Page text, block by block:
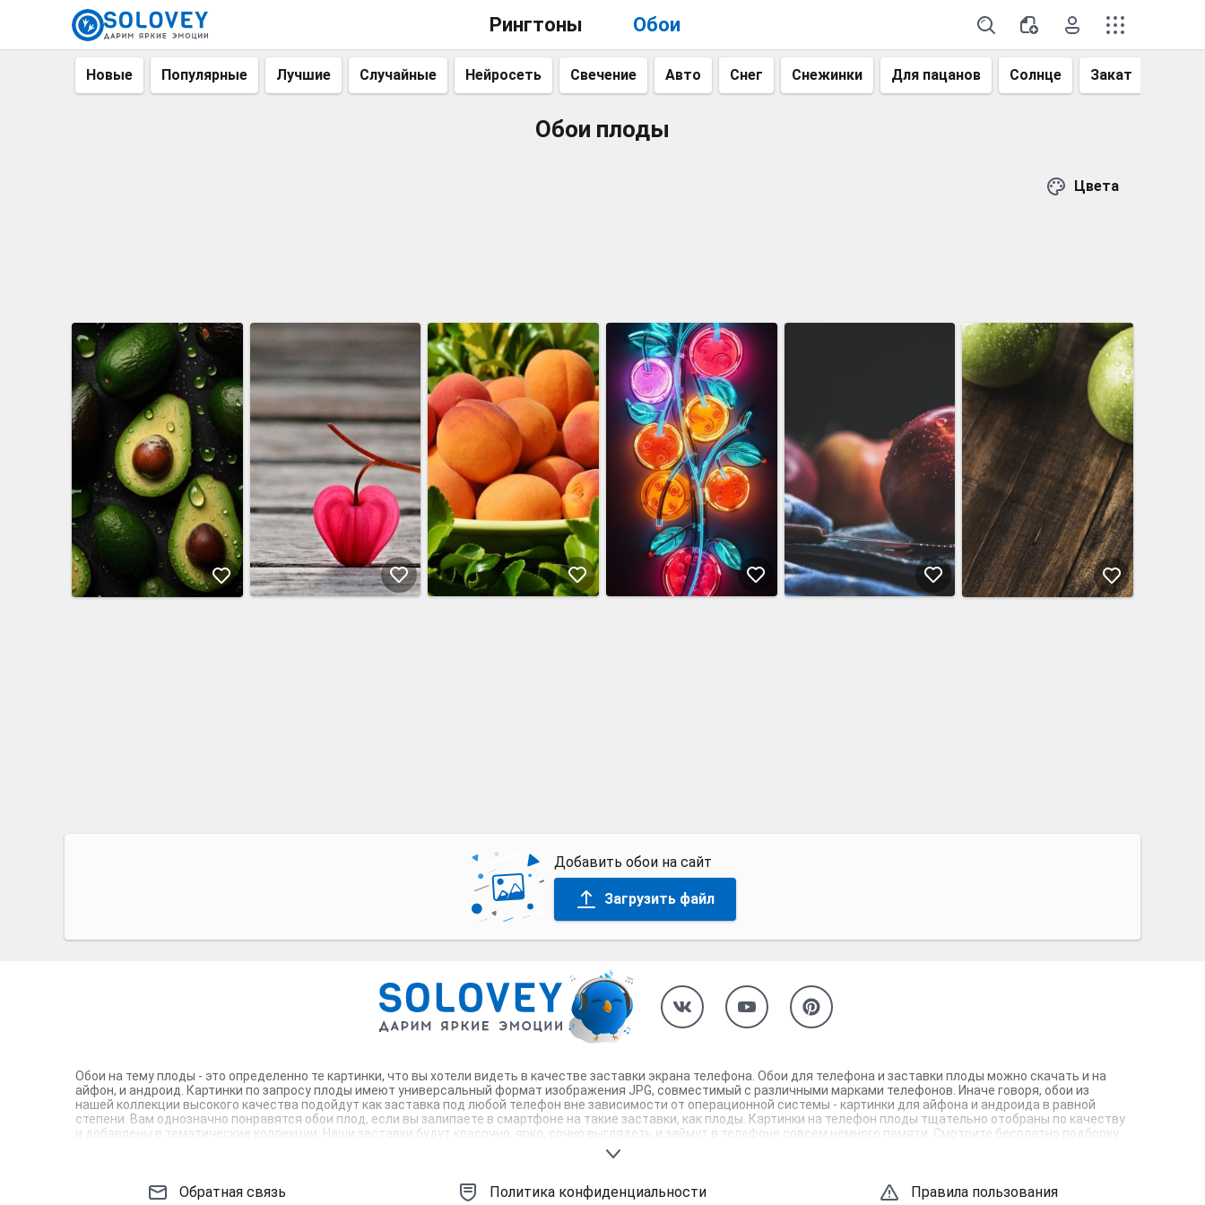
Рингтоны Обои
Новые Популярные Лучшие Случайные Нейросеть Свечение Авто Снег Снежинки Для пацанов Солнце Закат
Обои плоды
Цвета
Добавить обои на сайт
Загрузить файл
Обои на тему плоды - это определенно те картинки, что вы хотели видеть в качестве заставки экрана телефона. Обои для телефона и заставки плоды можно скачать и на
айфон, и андроид. Картинки по запросу плоды имеют универсальный формат изображения JPG, совместимый с различными марками телефонов. Иначе говоря, обои из
нашей коллекции высокого качества подойдут как заставка под любой телефон вне зависимости от операционной системы - картинки для айфона и андроида в равной
степени. Вам однозначно понравятся обои плод, если вы залипаете в смартфоне на такие заставки, как плоды. Картинки на телефон плоды тщательно отобраны по качеству
и добавлены в тематические коллекции. Наши заставки будут красочно, ярко, сочно выглядеть и займут в телефоне совсем немного памяти. Смотрите бесплатно подборку
Обратная связь Политика конфиденциальности Правила пользования